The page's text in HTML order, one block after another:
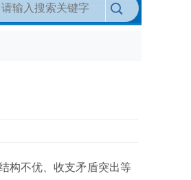
构不优、收支矛盾突出等